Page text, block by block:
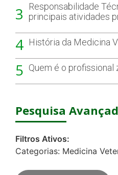
3
Responsabilidade
principais atividades
4 História da Medicina
5 Quem é o profissional
Pesquisa
Filtros Ativos:
Categorias: Medicina